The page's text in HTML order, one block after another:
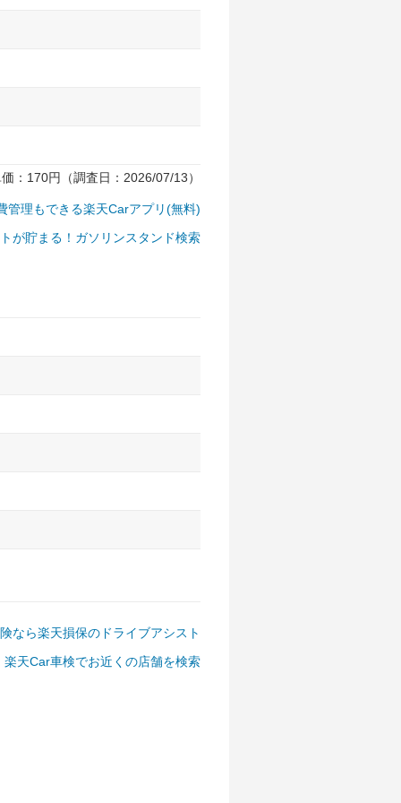
ゴン、デリカD:5 など
：170円（調査日：2026/07/13）
管理もできる楽天Carアプリ(無料)
が貯まる！ガソリンスタンド検索
なら楽天損保のドライブアシスト
楽天Car車検でお近くの店舗を検索